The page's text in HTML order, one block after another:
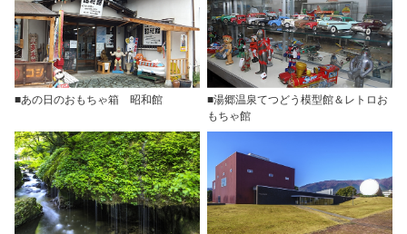
■あの日のおもちゃ箱 昭和館
■湯郷温泉てつどう模型館＆レトロお
もちゃ館